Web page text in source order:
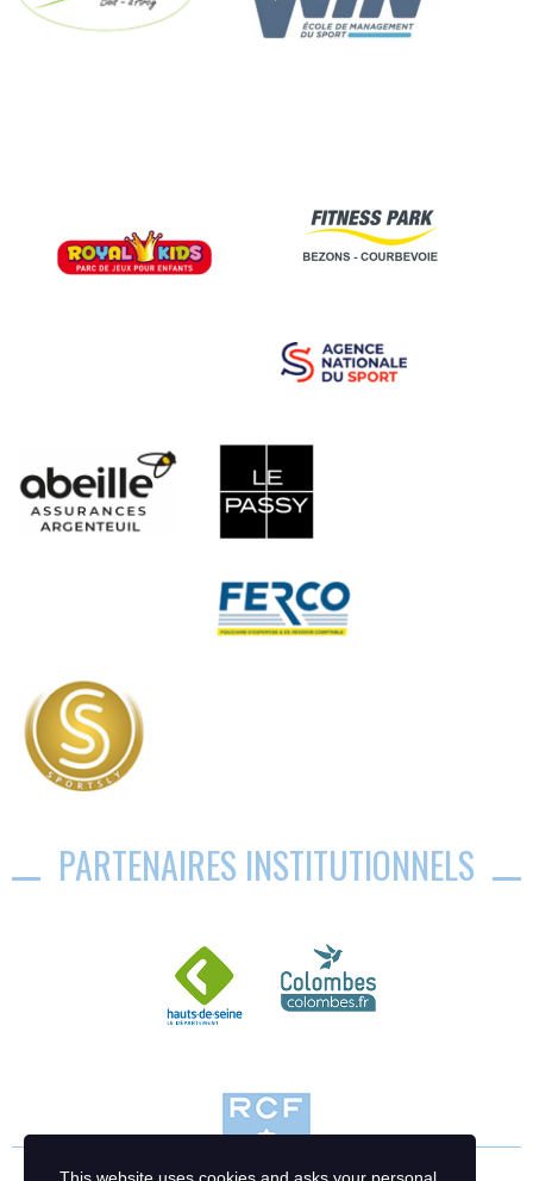
PARTENAIRES INSTITUTIONNELS